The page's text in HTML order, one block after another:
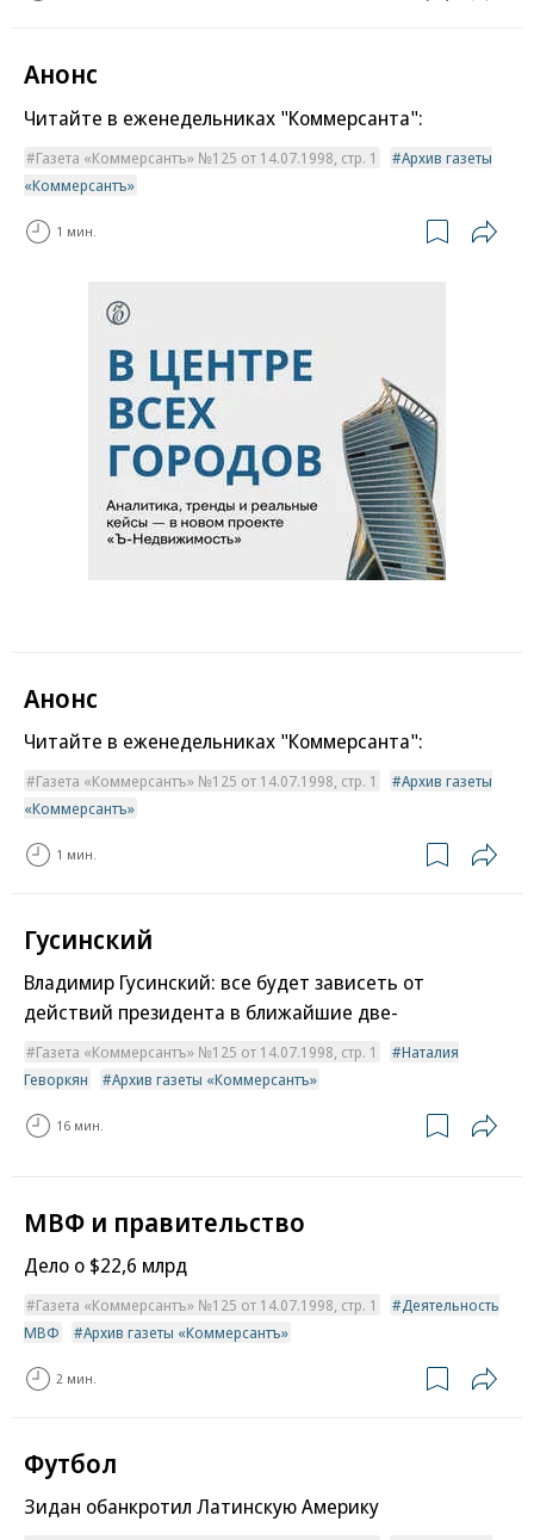
Анонс
Читайте в еженедельниках "Коммерсанта":
Газета «Коммерсантъ» №125 от 14.07.1998, стр. 1
Архив газеты
«Коммерсантъ»
1 мин.
Анонс
Читайте в еженедельниках "Коммерсанта":
Газета «Коммерсантъ» №125 от 14.07.1998, стр. 1
Архив газеты
«Коммерсантъ»
1 мин.
Гусинский
Владимир Гусинский: все будет зависеть от
действий президента в ближайшие две-
Газета «Коммерсантъ» №125 от 14.07.1998, стр. 1
Наталия
Геворкян
Архив газеты «Коммерсантъ»
16 мин.
МВФ и правительство
Дело о $22,6 млрд
Газета «Коммерсантъ» №125 от 14.07.1998, стр. 1
Деятельность
МВФ
Архив газеты «Коммерсантъ»
2 мин.
Футбол
Зидан обанкротил Латинскую Америку